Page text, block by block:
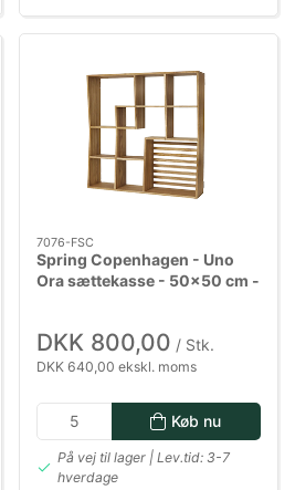
7076-FSC
Spring Copenhagen - Uno
Ora sættekasse - 50x50 cm -
DKK 800,00 / Stk.
DKK 640,00 ekskl. moms
Køb nu
På vej til lager | Lev.tid: 3-7
hverdage